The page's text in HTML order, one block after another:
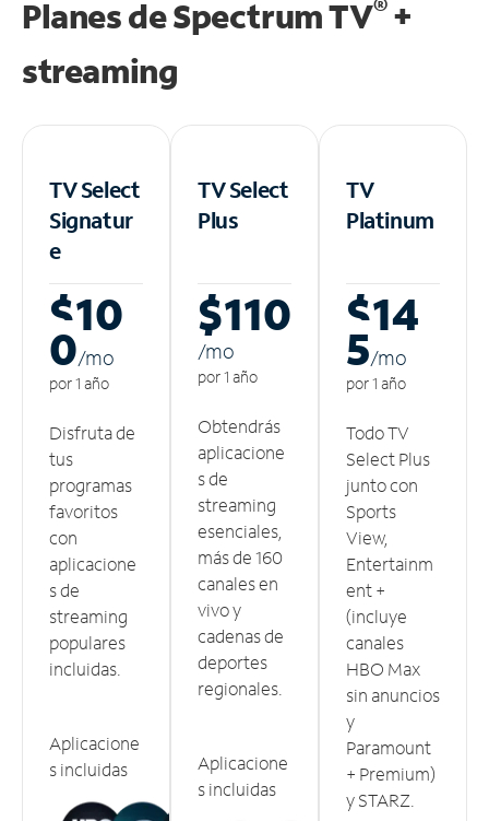
Planes de Spectrum TV®+
streaming
TV Select
Signatur
e
$10
0/mo
por 1 año
Disfruta de
tus
programas
favoritos
con
aplicacione
s de
streaming
populares
incluidas.
Aplicacione
s incluidas
TV Select
Plus
$110
/mo
por 1 año
Obtendrás
aplicacione
s de
streaming
esenciales,
más de 160
canales en
vivo y
cadenas de
deportes
regionales.
Aplicacione
s incluidas
TV
Platinum
$14
5/mo
por 1 año
Todo TV
Select Plus
junto con
Sports
View,
Entertainm
ent +
(incluye
canales
HBO Max
sin anuncios
y
Paramount
+ Premium)
y STARZ.